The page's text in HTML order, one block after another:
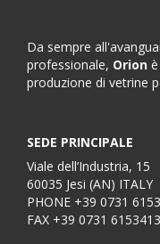
Da sempre
professionale, Orion
produzione di vetrine
SEDE PRINCIPALE
Viale dell’Industria, 15
60035 Jesi (AN) ITALY
PHONE +39 0731
FAX +39 0731 6153413